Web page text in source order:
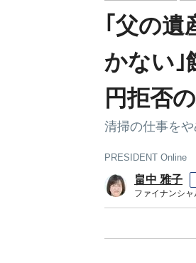
｢父の遺
かない｣
円拒否
清掃の仕事を
PRESIDENT Online
畠中 雅子
ファイナンシ